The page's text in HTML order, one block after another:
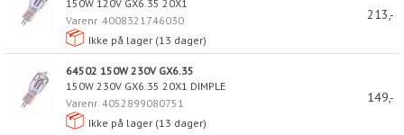
150W 120V GX6.35 20X1
Varenr 4008321746030
Ikke på lager (13 dager)
213,-
64502 150W 230V GX6.35
150W 230V GX6.35 20X1 DIMPLE
Varenr 4052899080751
Ikke på lager (13 dager)
149,-